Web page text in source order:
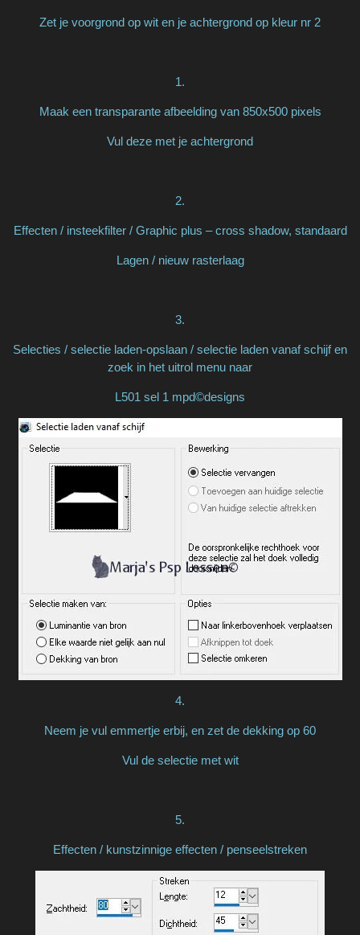
Zet je voorgrond op wit en je achtergrond op kleur nr 2
1.
Maak een transparante afbeelding van 850x500 pixels
Vul deze met je achtergrond
2.
Effecten / insteekfilter / Graphic plus – cross shadow, standaard
Lagen / nieuw rasterlaag
3.
Selecties / selectie laden-opslaan / selectie laden vanaf schijf en
zoek in het uitrol menu naar
L501 sel 1 mpd©designs
4.
Neem je vul emmertje erbij, en zet de dekking op 60
Vul de selectie met wit
5.
Effecten / kunstzinnige effecten / penseelstreken